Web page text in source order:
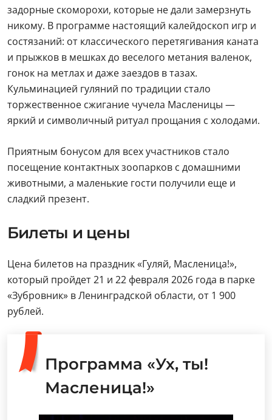
задорные скоморохи, которые не дали замерзнуть
никому. В программе настоящий калейдоскоп игр и
состязаний: от классического перетягивания каната
и прыжков в мешках до веселого метания валенок,
гонок на метлах и даже заездов в тазах.
Кульминацией гуляний по традиции стало
торжественное сжигание чучела Масленицы —
яркий и символичный ритуал прощания с холодами.
Приятным бонусом для всех участников стало
посещение контактных зоопарков с домашними
животными, а маленькие гости получили еще и
сладкий презент.
Билеты и цены
Цена билетов на праздник «Гуляй, Масленица!»,
который пройдет 21 и 22 февраля 2026 года в парке
«Зубровник» в Ленинградской области, от 1 900
рублей.
Программа «Ух, ты!
Масленица!»